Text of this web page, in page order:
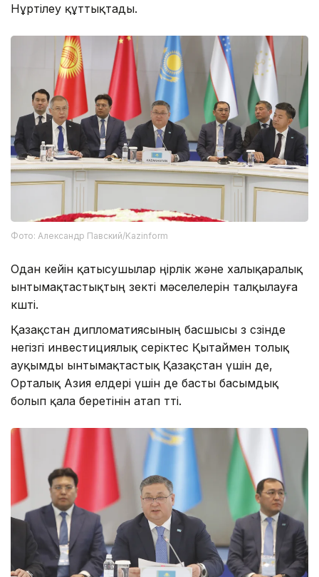
Нұртілеу құттықтады.
Фото: Александр Павский/Kazinform
Одан кейін қатысушылар өңірлік және халықаралық
ынтымақтастықтың өзекті мәселелерін талқылауға
көшті.
Қазақстан дипломатиясының басшысы өз сөзінде
негізгі инвестициялық серіктес Қытаймен толық
ауқымды ынтымақтастық Қазақстан үшін де,
Орталық Азия елдері үшін де басты басымдық
болып қала беретінін атап өтті.